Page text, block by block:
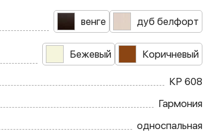
венге дуб белфорт
Бежевый Коричневый
КР 608
Гармония
односпальная